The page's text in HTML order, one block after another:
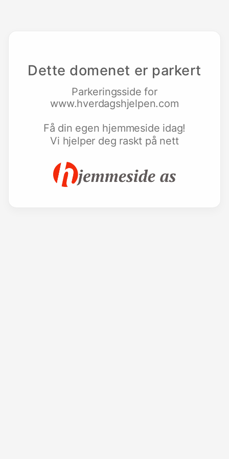
Dette domenet er parkert
Parkeringsside for
www.hverdagshjelpen.com
Få din egen hjemmeside idag!
Vi hjelper deg raskt på nett